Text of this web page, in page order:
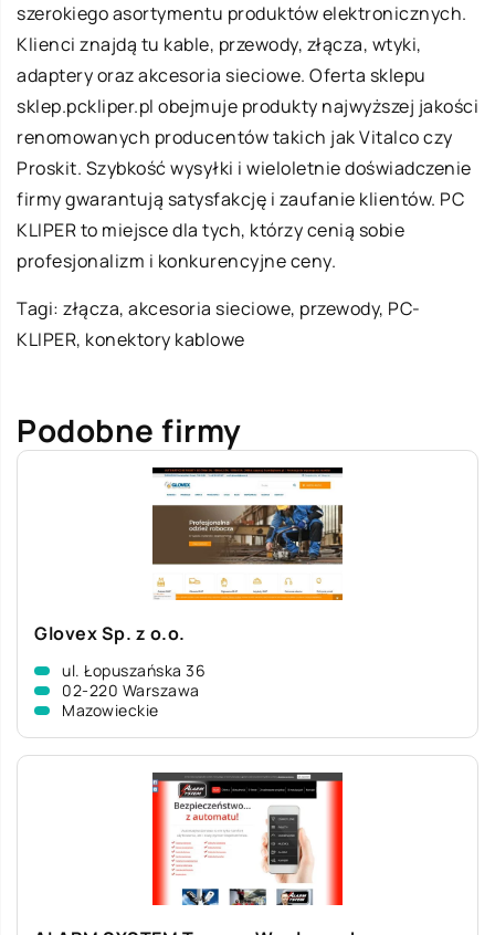
szerokiego asortymentu produktów elektronicznych.
Klienci znajdą tu kable, przewody, złącza, wtyki,
adaptery oraz akcesoria sieciowe. Oferta sklepu
sklep.pckliper.pl obejmuje produkty najwyższej jakości
renomowanych producentów takich jak Vitalco czy
Proskit. Szybkość wysyłki i wieloletnie doświadczenie
firmy gwarantują satysfakcję i zaufanie klientów. PC
KLIPER to miejsce dla tych, którzy cenią sobie
profesjonalizm i konkurencyjne ceny.
Tagi: złącza, akcesoria sieciowe, przewody, PC-
KLIPER, konektory kablowe
Podobne firmy
Glovex Sp. z o.o.
ul. Łopuszańska 36
02-220 Warszawa
Mazowieckie